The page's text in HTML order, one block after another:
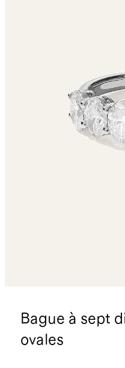
Bague à sept
ovales